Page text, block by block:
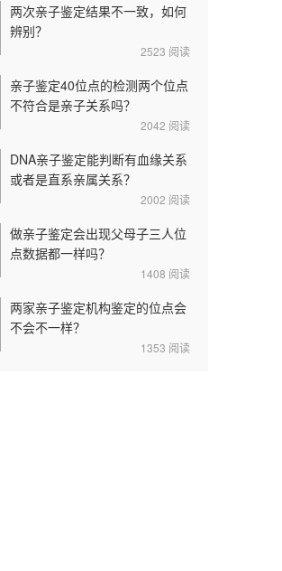
两次亲子鉴定结果不一致，如何
辨别？
2523 阅读
亲子鉴定40位点的检测两个位点
不符合是亲子关系吗？
2042 阅读
DNA亲子鉴定能判断有血缘关系
或者是直系亲属关系？
2002 阅读
做亲子鉴定会出现父母子三人位
点数据都一样吗？
1408 阅读
两家亲子鉴定机构鉴定的位点会
不会不一样？
1353 阅读